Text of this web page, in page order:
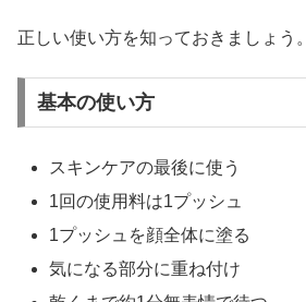
正しい使い方を知っておきましょう。
基本の使い方
スキンケアの最後に使う
1回の使用料は1プッシュ
1プッシュを顔全体に塗る
気になる部分に重ね付け